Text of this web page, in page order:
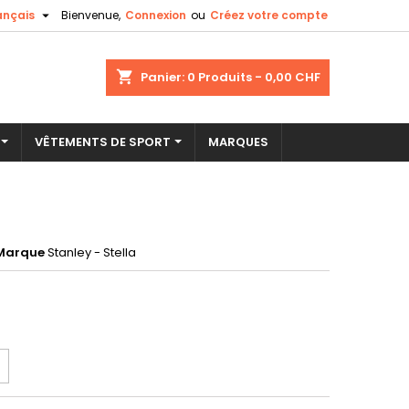
Bienvenue, Connexion ou Créez votre compte

shopping_cart Panier: 0 Produits - 0,00 CHF
VÊTEMENTS DE SPORT MARQUES
Stanley - Stella